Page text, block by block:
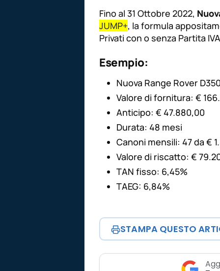
Fino al 31 Ottobre 2022,
JUMP+, la formula
Privati con o senza Partita
Esempio:
Nuova Range Rover
Valore di fornitura: €
Anticipo: € 47.880,00
Durata: 48 mesi
Canoni mensili: 47 da €
Valore di riscatto: €
TAN fisso: 6,45%
TAEG: 6,84%
STAMPA QUESTO